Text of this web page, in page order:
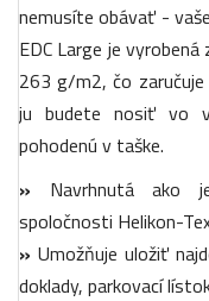
nemusíte obávať -
EDC Large je
263 g/m2, čo
ju budete nosiť vo
pohodenú v taške.
» Navrhnutá ako
spoločnosti Helikon-
» Umožňuje uložiť
doklady, parkovací